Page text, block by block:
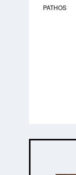
PATHOS